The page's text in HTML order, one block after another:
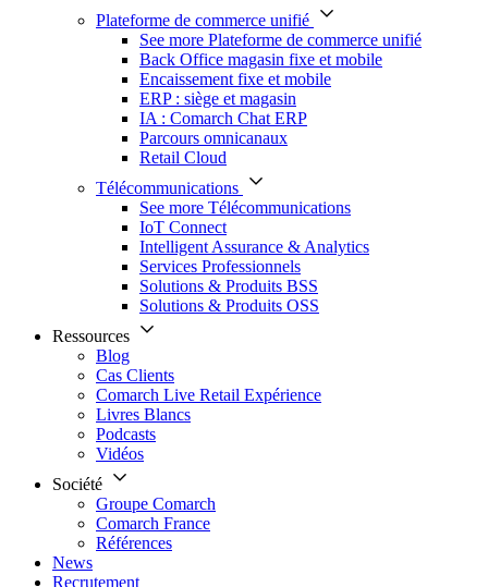
Plateforme de commerce unifié
See more Plateforme de commerce unifié
Back Office magasin fixe et mobile
Encaissement fixe et mobile
ERP : siège et magasin
IA : Comarch Chat ERP
Parcours omnicanaux
Retail Cloud
Télécommunications
See more Télécommunications
IoT Connect
Intelligent Assurance & Analytics
Services Professionnels
Solutions & Produits BSS
Solutions & Produits OSS
Ressources
Blog
Cas Clients
Comarch Live Retail Expérience
Livres Blancs
Podcasts
Vidéos
Société
Groupe Comarch
Comarch France
Références
News
Recrutement